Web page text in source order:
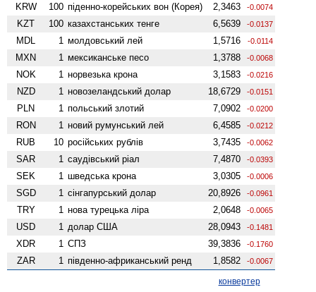
KRW 100 піденно-корейських вон (Корея) 2,3463 -0.0074
KZT 100 казахстанських тенге 6,5639 -0.0137
MDL 1 молдовський лей 1,5716 -0.0114
MXN 1 мексиканське песо 1,3788 -0.0068
NOK 1 норвезька крона 3,1583 -0.0216
NZD 1 ново­зеландський долар 18,6729 -0.0151
PLN 1 польський злотий 7,0902 -0.0200
RON 1 новий румунський лей 6,4585 -0.0212
RUB 10 російських рублів 3,7435 -0.0062
SAR 1 саудівський ріал 7,4870 -0.0393
SEK 1 шведська крона 3,0305 -0.0006
SGD 1 сінгапурський долар 20,8926 -0.0961
TRY 1 нова турецька ліра 2,0648 -0.0065
USD 1 долар США 28,0943 -0.1481
XDR 1 СПЗ 39,3836 -0.1760
ZAR 1 південно-африканський ренд 1,8582 -0.0067
конвертер